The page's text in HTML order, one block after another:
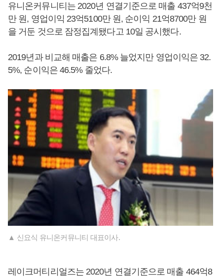
유니온커뮤니티는 2020년 연결기준으로 매출 437억9천
만 원, 영업이익 23억5100만 원, 순이익 21억8700만 원
을 거둔 것으로 잠정집계됐다고 10일 공시했다.
2019년과 비교해 매출은 6.8% 늘었지만 영업이익은 32.
5%, 순이익은 46.5% 줄었다.
▲ 신요식 유니온커뮤니티 대표이사.
레이크머티리얼즈는 2020년 연결기준으로 매출 464억8